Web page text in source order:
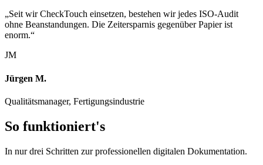
„Seit wir CheckTouch einsetzen, bestehen wir jedes ISO-Audit
ohne Beanstandungen. Die Zeitersparnis gegenüber Papier ist
enorm.“
JM
Jürgen M.
Qualitätsmanager, Fertigungsindustrie
So funktioniert's
In nur drei Schritten zur professionellen digitalen Dokumentation.